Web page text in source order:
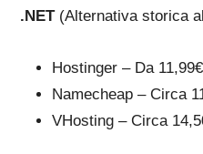
.NET(Alternativa storica
Hostinger – Da
Namecheap – Circa
VHosting – Circa